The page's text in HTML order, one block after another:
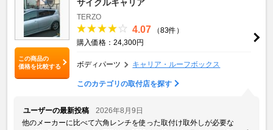
この商品の
価格を比較する
サイクルキャリア
TERZO
4.07
（83件）
購入価格：24,300円
ボディパーツ キャリア・ルーフボックス
このカテゴリの取付店を探す
ユーザーの最新投稿
2026年8月9日
他のメーカーに比べて六角レンチを使った取付け取外しが必要な